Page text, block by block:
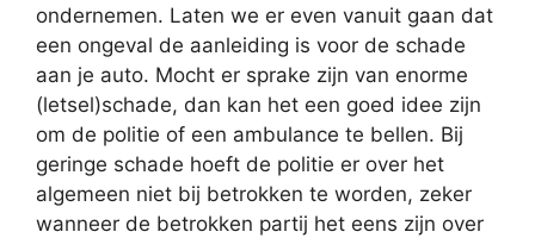
ondernemen. Laten we er even vanuit gaan dat
een ongeval de aanleiding is voor de schade
aan je auto. Mocht er sprake zijn van enorme
(letsel)schade, dan kan het een goed idee zijn
om de politie of een ambulance te bellen. Bij
geringe schade hoeft de politie er over het
algemeen niet bij betrokken te worden, zeker
wanneer de betrokken partij het eens zijn over